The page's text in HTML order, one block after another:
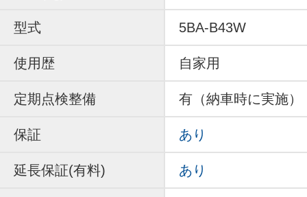
型式 5BA-B43W
使用歴 自家用
定期点検整備 有（納車時に実施）
保証 あり
延長保証(有料) あり